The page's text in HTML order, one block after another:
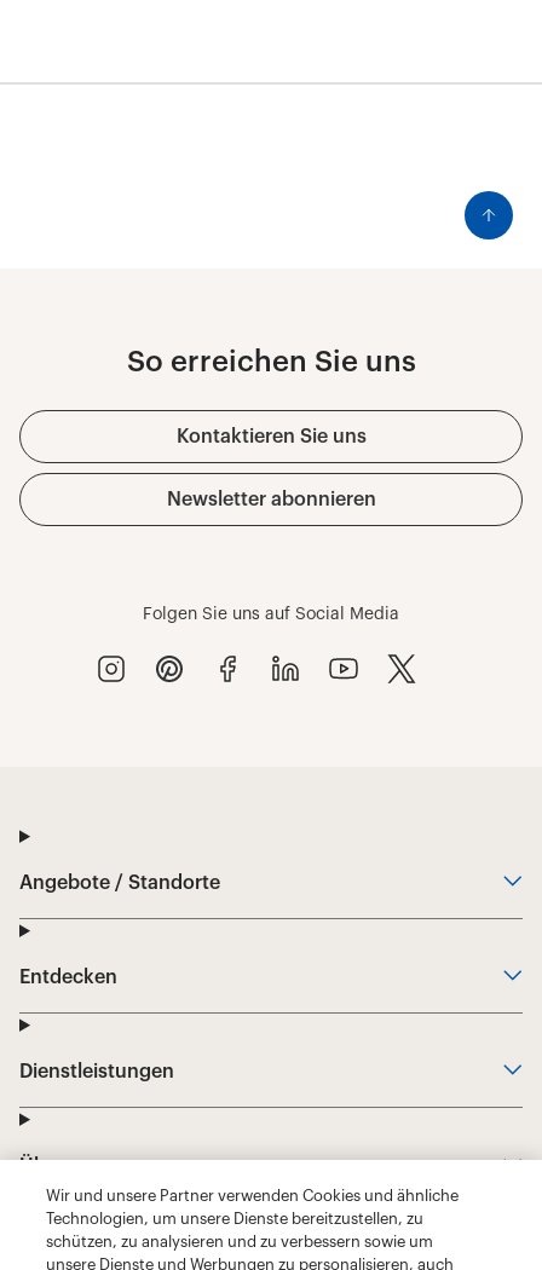
Wir und unsere Partner verwenden Cookies und ähnliche
Technologien, um unsere Dienste bereitzustellen, zu
schützen, zu analysieren und zu verbessern sowie um
unsere Dienste und Werbungen zu personalisieren, auch